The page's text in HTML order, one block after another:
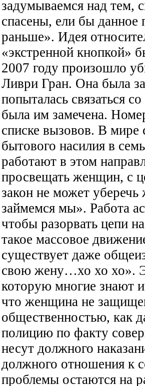
задумываемся над тем,
спасены, ели бы данное
раньше». Идея
«экстренной кнопкой»
2007 году произошло
Ливри Гран. Она была
попыталась связаться
была им замечена.
списке вызовов. В мире
бытового насилия в
работают в этом
просвещать женщин, с
закон не может
займемся мы». Работа
чтобы разорвать цепи
такое массовое
существует даже
свою жену…хо хо хо».
которую многие знают
что женщина не
общественностью, как
полицию по факту
несут должного
должного отношения к
проблемы остаются на